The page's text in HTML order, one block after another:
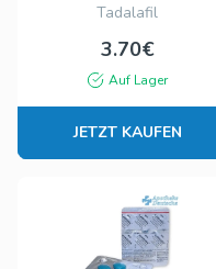
Tadalafil
3.70€
Auf Lager
JETZT KAUFEN